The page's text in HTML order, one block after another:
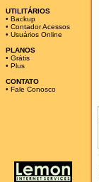
UTILITÁRIOS
• Backup
• Contador Acessos
• Usuários Online
PLANOS
• Grátis
• Plus
CONTATO
• Fale Conosco